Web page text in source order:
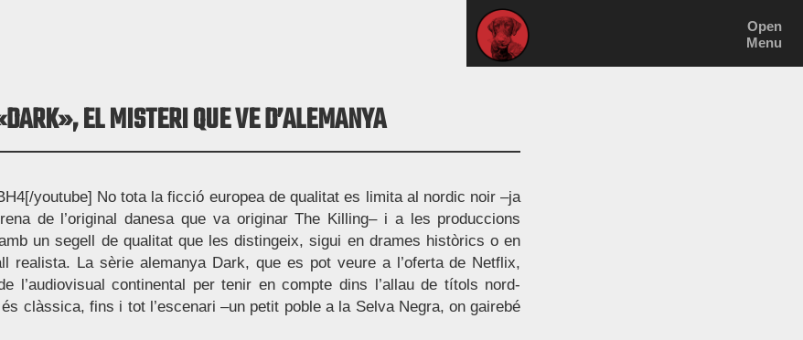
Open
Menu
EL MISTERI QUE VE D’ALEMANYA
youtube] No tota la ficció europea de qualitat es limita al nordic noir –ja
de l’original danesa que va originar The Killing– i a les produccions
un segell de qualitat que les distingeix, sigui en drames històrics o en
realista. La sèrie alemanya Dark, que es pot veure a l’oferta de Netflix,
l’audiovisual continental per tenir en compte dins l’allau de títols nord-
clàssica, fins i tot l’escenari –un petit poble a la Selva Negra, on gairebé